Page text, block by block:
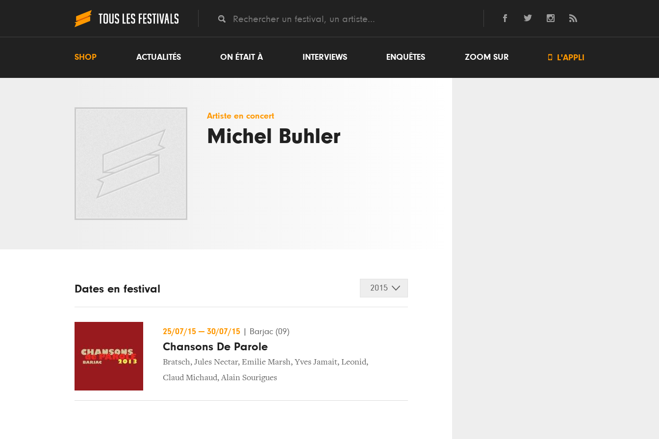
SHOP ACTUALITÉS ON ÉTAIT À INTERVIEWS ENQUÊTES ZOOM SUR  L'APPLI
Artiste en concert
Michel Buhler
Dates en festival 2015
25/07/15 — 30/07/15 Barjac (09)
Chansons De Parole
Bratsch, Jules Nectar, Emilie Marsh, Yves Jamait, Leonid,
Claud Michaud,Alain Sourigues